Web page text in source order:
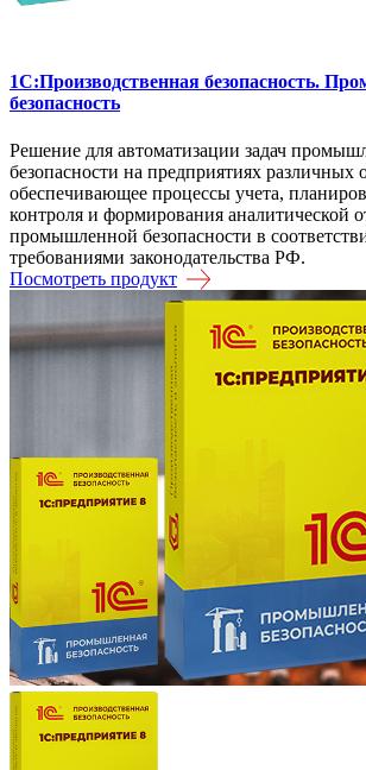
1C:Производственная безопасность.
безопасность
Решение для автоматизации задач
безопасности на предприятиях различных
обеспечивающее процессы учета,
контроля и формирования аналитической
промышленной безопасности в
требованиями законодательства РФ.
Посмотреть продукт